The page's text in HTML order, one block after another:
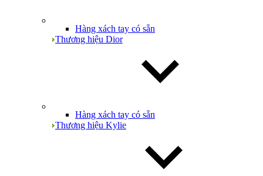
Hàng xách tay có sẵn
Thương hiệu Dior
Hàng xách tay có sẵn
Thương hiệu Kylie